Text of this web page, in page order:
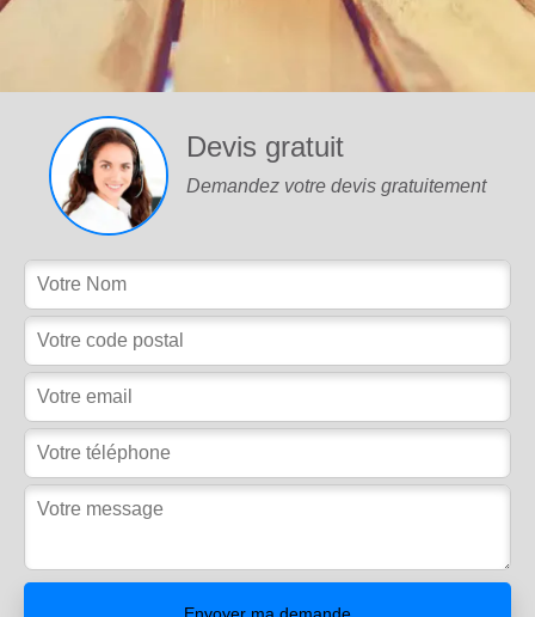
Devis gratuit
Demandez votre devis gratuitement